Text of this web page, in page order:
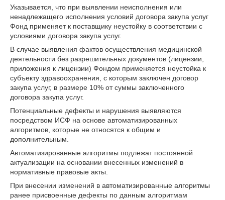
Указывается, что при выявлении неисполнения или
ненадлежащего исполнения условий договора закупа услуг
Фонд применяет к поставщику неустойку в соответствии с
условиями договора закупа услуг.
В случае выявления фактов осуществления медицинской
деятельности без разрешительных документов (лицензии,
приложения к лицензии) Фондом применяется неустойка к
субъекту здравоохранения, с которым заключен договор
закупа услуг, в размере 10% от суммы заключенного
договора закупа услуг.
Потенциальные дефекты и нарушения выявляются
посредством ИСФ на основе автоматизированных
алгоритмов, которые не относятся к общим и
дополнительным.
Автоматизированные алгоритмы подлежат постоянной
актуализации на основании внесенных изменений в
нормативные правовые акты.
При внесении изменений в автоматизированные алгоритмы
ранее присвоенные дефекты по данным алгоритмам